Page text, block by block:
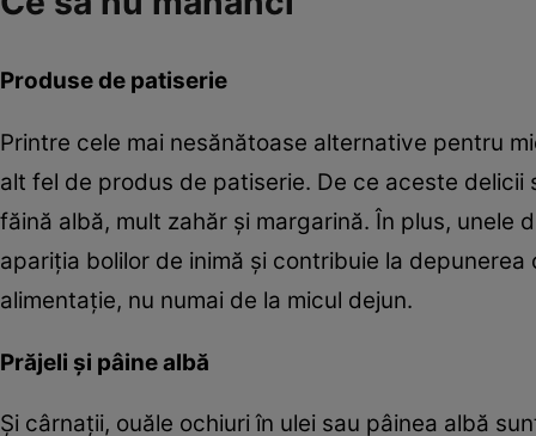
Produse de patiserie
Printre cele mai nesănătoase alternative pentru
alt fel de produs de patiserie. De ce aceste
făină albă, mult zahăr şi margarină. În plus,
apariţia bolilor de inimă şi contribuie la
alimentaţie, nu numai de la micul dejun.
Prăjeli şi pâine albă
Şi cârnaţii, ouăle ochiuri în ulei sau pâinea albă